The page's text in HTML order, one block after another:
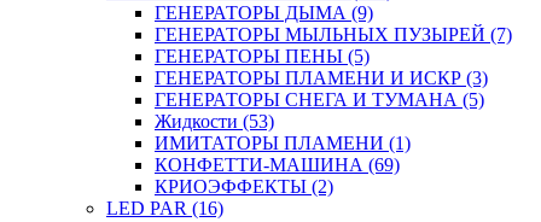
ГЕНЕРАТОРЫ ДЫМА (9)
ГЕНЕРАТОРЫ МЫЛЬНЫХ ПУЗЫРЕЙ (7)
ГЕНЕРАТОРЫ ПЕНЫ (5)
ГЕНЕРАТОРЫ ПЛАМЕНИ И ИСКР (3)
ГЕНЕРАТОРЫ СНЕГА И ТУМАНА (5)
Жидкости (53)
ИМИТАТОРЫ ПЛАМЕНИ (1)
КОНФЕТТИ-МАШИНА (69)
КРИОЭФФЕКТЫ (2)
LED PAR (16)